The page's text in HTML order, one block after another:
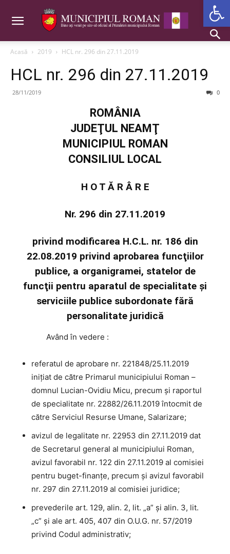
Acasă 2019 HCL nr. 296 din 27.11.2019
HCL nr. 296 din 27.11.2019
28/11/2019 0
ROMÂNIA
JUDEŢUL NEAMŢ
MUNICIPIUL ROMAN
CONSILIUL LOCAL
H O T Ă R Â R E
Nr. 296 din 27.11.2019
privind modificarea H.C.L. nr. 186 din
22.08.2019 privind aprobarea funcţiilor
publice, a organigramei, statelor de
funcţii pentru aparatul de specialitate şi
serviciile publice subordonate fără
personalitate juridică
Având în vedere :
referatul de aprobare nr. 221848/25.11.2019
iniţiat de către Primarul municipiului Roman –
domnul Lucian-Ovidiu Micu, precum şi raportul
de specialitate nr. 22882/26.11.2019 întocmit de
către Serviciul Resurse Umane, Salarizare;
avizul de legalitate nr. 22953 din 27.11.2019 dat
de Secretarul general al municipiului Roman,
avizul favorabil nr. 122 din 27.11.2019 al comisiei
pentru buget-finanţe, precum și avizul favorabil
nr. 297 din 27.11.2019 al comisiei juridice;
prevederile art. 129, alin. 2, lit. „a” şi alin. 3, lit.
„c” și ale art. 405, 407 din O.U.G. nr. 57/2019
privind Codul administrativ;